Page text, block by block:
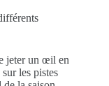
jeter un œil en
les pistes